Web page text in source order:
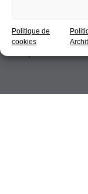
Politique de
cookies